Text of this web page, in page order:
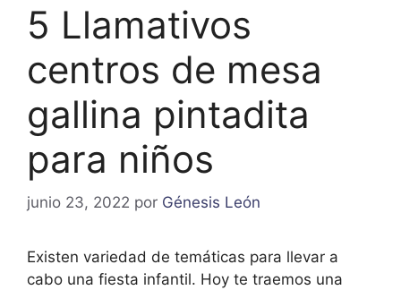
5 Llamativos
centros de mesa
gallina pintadita
para niños
junio 23, 2022 por Génesis León
Existen variedad de temáticas para llevar a
cabo una fiesta infantil. Hoy te traemos una